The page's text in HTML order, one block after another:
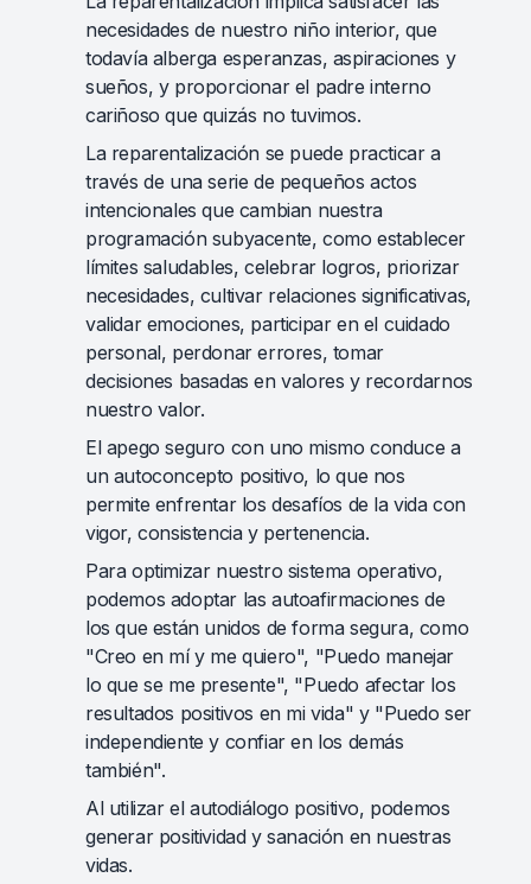
necesidades de nuestro niño interior, que
todavía alberga esperanzas, aspiraciones y
sueños, y proporcionar el padre interno
cariñoso que quizás no tuvimos.
La reparentalización se puede practicar a
través de una serie de pequeños actos
intencionales que cambian nuestra
programación subyacente, como establecer
límites saludables, celebrar logros, priorizar
necesidades, cultivar relaciones significativas,
validar emociones, participar en el cuidado
personal, perdonar errores, tomar
decisiones basadas en valores y recordarnos
nuestro valor.
El apego seguro con uno mismo conduce a
un autoconcepto positivo, lo que nos
permite enfrentar los desafíos de la vida con
vigor, consistencia y pertenencia.
Para optimizar nuestro sistema operativo,
podemos adoptar las autoafirmaciones de
los que están unidos de forma segura, como
"Creo en mí y me quiero", "Puedo manejar
lo que se me presente", "Puedo afectar los
resultados positivos en mi vida" y "Puedo ser
independiente y confiar en los demás
también".
Al utilizar el autodiálogo positivo, podemos
generar positividad y sanación en nuestras
vidas.